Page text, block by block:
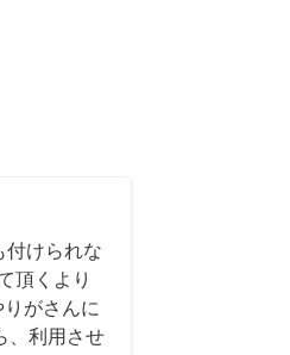
付けられな
頂くより
がさんに
、利用させ